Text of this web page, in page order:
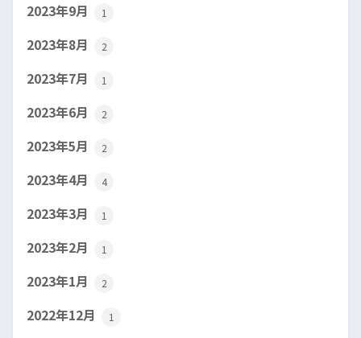
2023年9月 1
2023年8月 2
2023年7月 1
2023年6月 2
2023年5月 2
2023年4月 4
2023年3月 1
2023年2月 1
2023年1月 2
2022年12月 1